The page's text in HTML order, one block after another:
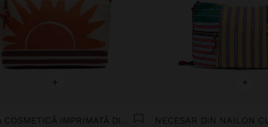
+ +
NECESAR DIN NAILON